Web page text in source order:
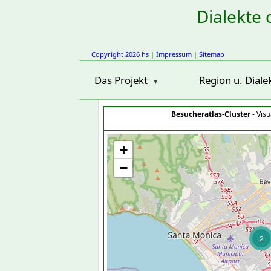
Dialekte
Copyright 2026 hs | Impressum | Sitemap
Das Projekt Region u.
Besucheratlas-Cluster-
2
+
−